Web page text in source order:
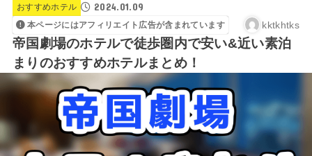
おすすめホテル 2024.01.09
本ページにはアフィリエイト広告が含まれています kktkhtks
帝国劇場のホテルで徒歩圏内で安い&近い素泊
まりのおすすめホテルまとめ！